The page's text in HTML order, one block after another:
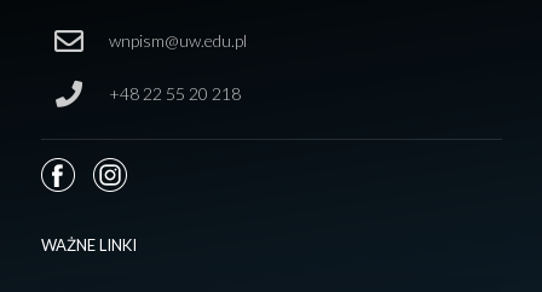
wnpism@uw.edu.pl
+48 22 55 20 218
WAŻNE LINKI